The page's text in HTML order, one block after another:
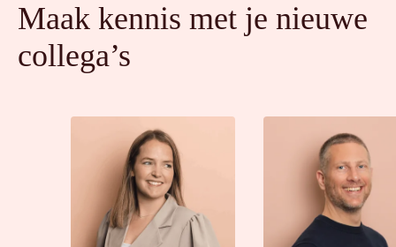
Maak kennis met je nieuwe
collega’s